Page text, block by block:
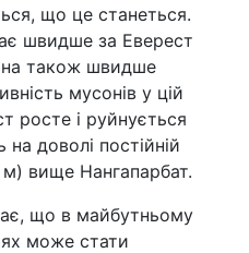
що це станеться.
швидше за Еверест
також швидше
мусонів у цій
росте і руйнується
доволі постійній
м) вище Нангапарбат.
що в майбутньому
може стати